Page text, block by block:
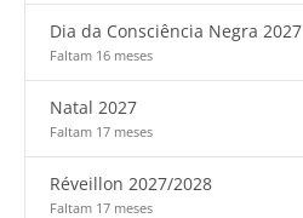
Dia da Consciência Negra 2027
Faltam 16 meses
Natal 2027
Faltam 17 meses
Réveillon 2027/2028
Faltam 17 meses